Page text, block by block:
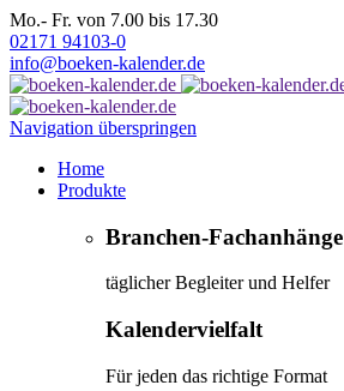
Mo.- Fr. von 7.00 bis 17.30
02171 94103-0
info@boeken-kalender.de
Navigation überspringen
Home
Produkte
Branchen-Fachanhänge
täglicher Begleiter und Helfer
Kalendervielfalt
Für jeden das richtige Format